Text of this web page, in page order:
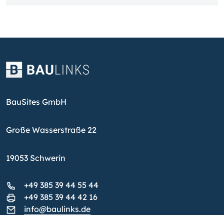
BauSites GmbH
Große Wasserstraße 22
19053 Schwerin
+49 385 39 44 55 44
+49 385 39 44 42 16
info@baulinks.de